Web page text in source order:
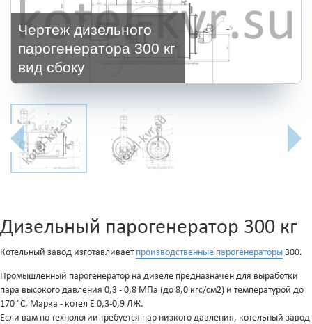
Чертеж дизельного
парогенератора 300 кг
вид сбоку
Дизельный парогенератор 300 кг
Котельный завод изготавливает производственные парогенераторы 300.
Промышленный парогенератор на дизеле предназначен для выработки
пара высокого давления 0,3 - 0,8 МПа (до 8,0 кгс/см2) и температурой до
170 °С. Марка - котел Е 0,3-0,9 ЛЖ.
Если вам по технологии требуется пар низкого давления, котельный завод